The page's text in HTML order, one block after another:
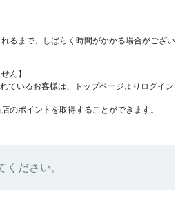
るまで、しばらく時間がかかる場合がござい
ん】
ているお客様は、トップページよりログイン
のポイントを取得することができます。
ください。